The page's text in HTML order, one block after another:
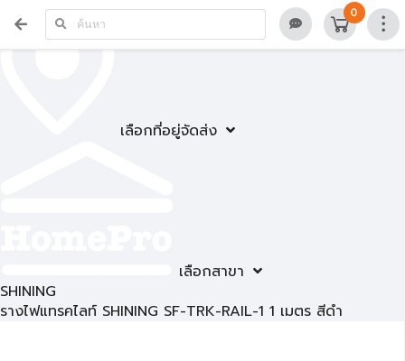
เลือกที่อยู่จัดส่ง
เลือกสาขา
0
SHINING
รางไฟแทรคไลท์ SHINING SF-TRK-RAIL-1 1 เมตร สีดำ